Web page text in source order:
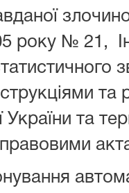
року № 21,
України та